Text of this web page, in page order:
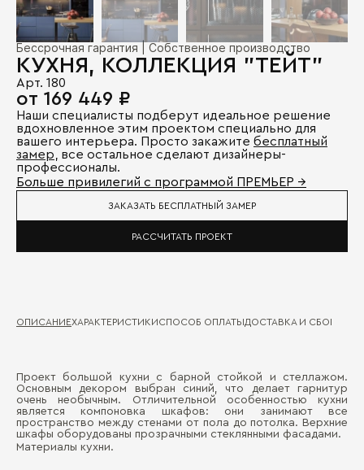
Бессрочная гарантия | Собственное производство
КУХНЯ, КОЛЛЕКЦИЯ "ТЕЙТ"
Арт. 180
от 169 449 ₽
Наши специалисты подберут идеальное решение
вдохновленное этим проектом специально для
вашего интерьера. Просто закажите бесплатный
замер , все остальное сделают дизайнеры-
профессионалы.
Больше привилегий с программой ПРЕМЬЕР →
ЗАКАЗАТЬ БЕСПЛАТНЫЙ ЗАМЕР
РАССЧИТАТЬ ПРОЕКТ
ОПИСАНИЕХАРАКТЕРИСТИКИСПОСОБ ОПЛАТЫДОСТАВКА И СБОРКА
Проект большой кухни с барной стойкой и стеллажом.
Основным декором выбран синий, что делает гарнитур
очень необычным. Отличительной особенностью кухни
является компоновка шкафов: они занимают все
пространство между стенами от пола до потолка. Верхние
шкафы оборудованы прозрачными стеклянными фасадами.
Материалы кухни.